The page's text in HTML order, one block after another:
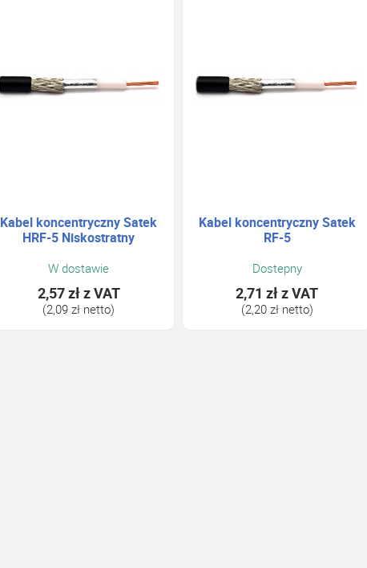
Kabel koncentryczny Satek
HRF-5 Niskostratny
W dostawie
2,57 złz VAT
(2,09 zł netto)
Kabel koncentryczny Satek
RF-5
Dostepny
2,71 złz VAT
(2,20 zł netto)